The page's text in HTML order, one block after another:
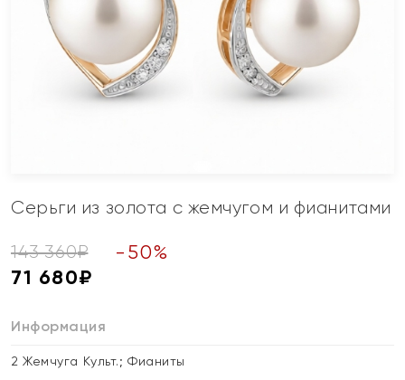
Серьги из золота с жемчугом и фианитами
143 360₽ - 50%
71 680₽
Информация
2 Жемчуга Культ.; Фианиты